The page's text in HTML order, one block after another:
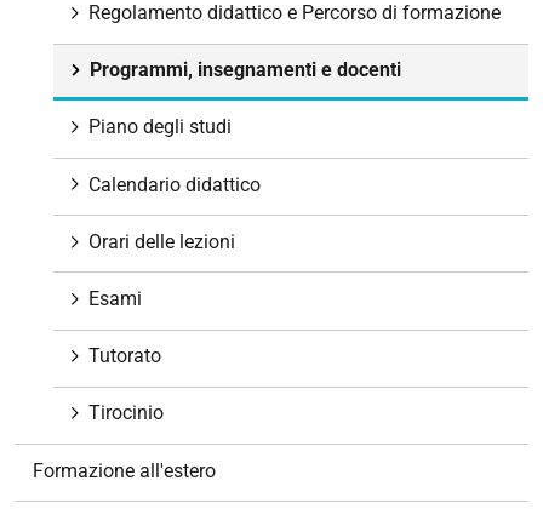
Regolamento didattico e Percorso di formazione
Programmi, insegnamenti e docenti
Piano degli studi
Calendario didattico
Orari delle lezioni
Esami
Tutorato
Tirocinio
Formazione all'estero